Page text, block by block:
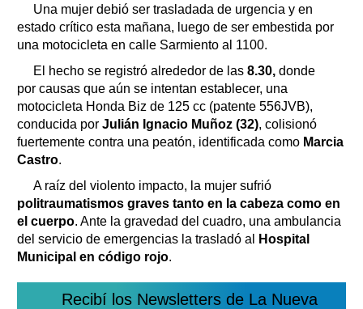
Una mujer debió ser trasladada de urgencia y en
estado crítico esta mañana, luego de ser embestida por
una motocicleta en calle Sarmiento al 1100.
El hecho se registró alrededor de las 8.30, donde
por causas que aún se intentan establecer, una
motocicleta Honda Biz de 125 cc (patente 556JVB),
conducida por Julián Ignacio Muñoz (32), colisionó
fuertemente contra una peatón, identificada como Marcia
Castro.
A raíz del violento impacto, la mujer sufrió
politraumatismos graves tanto en la cabeza como en
el cuerpo. Ante la gravedad del cuadro, una ambulancia
del servicio de emergencias la trasladó al
Hospital
Municipal en código rojo.
Recibí los Newsletters de La Nueva